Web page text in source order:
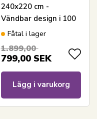
240x220 cm -
Vändbar design i 100
% bomullssatin -
Bäddset från By Night
Fåtal i lager
1.899,00
799,00 SEK
Lägg i varukorg